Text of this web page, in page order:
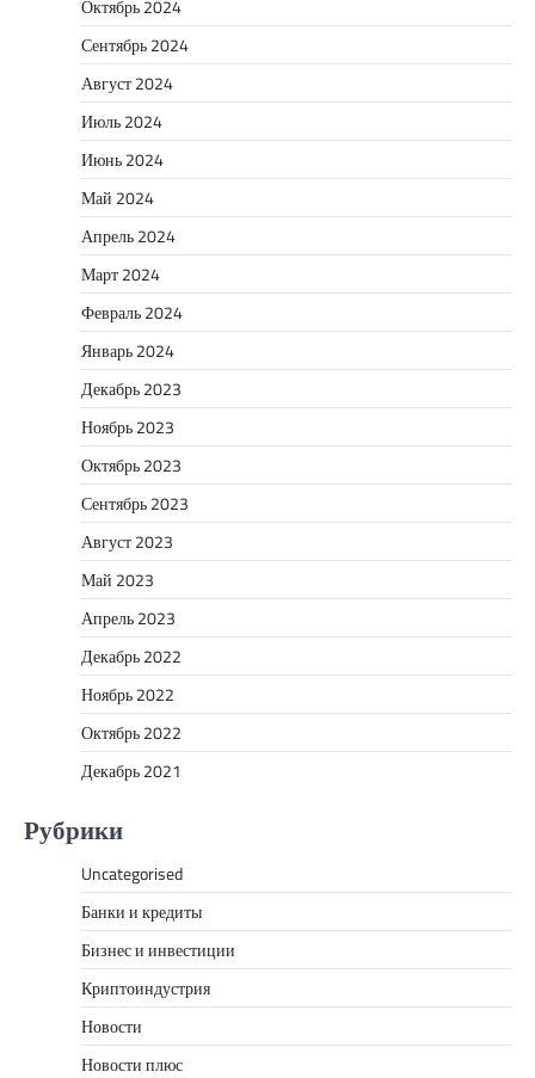
Октябрь 2024
Сентябрь 2024
Август 2024
Июль 2024
Июнь 2024
Май 2024
Апрель 2024
Март 2024
Февраль 2024
Январь 2024
Декабрь 2023
Ноябрь 2023
Октябрь 2023
Сентябрь 2023
Август 2023
Май 2023
Апрель 2023
Декабрь 2022
Ноябрь 2022
Октябрь 2022
Декабрь 2021
Рубрики
Uncategorised
Банки и кредиты
Бизнес и инвестиции
Криптоиндустрия
Новости
Новости плюс